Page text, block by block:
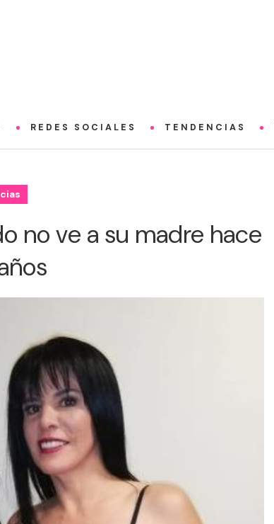
REDES SOCIALES TENDENCIAS
no ve a su madre hace